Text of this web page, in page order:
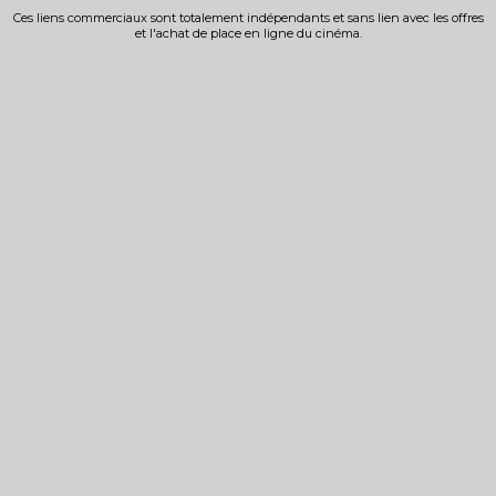
Ces liens commerciaux sont totalement indépendants et sans lien avec les offres
et l'achat de place en ligne du cinéma.